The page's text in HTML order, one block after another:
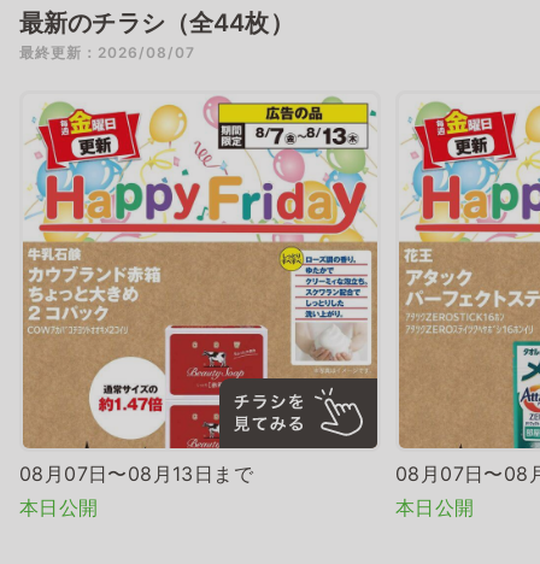
最新のチラシ（全44枚）
最終更新：2026/08/07
08月07日〜08月13日まで
本日公開
08月07日〜08
本日公開